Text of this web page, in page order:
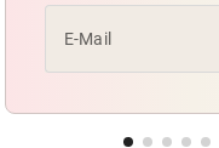
E-Mail